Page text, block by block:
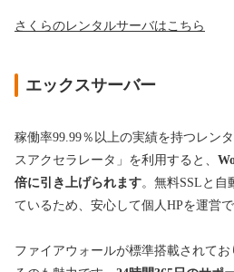
さくらのレンタルサーバはこちら
エックスサーバー
稼働率99.99％以上の実績を持つレン
スアクセラレータ」を利用すると、
倍に引き上げられます。無料SSLと自
ているため、安心して個人HPを運営で
ファイアウォールが標準搭載されて